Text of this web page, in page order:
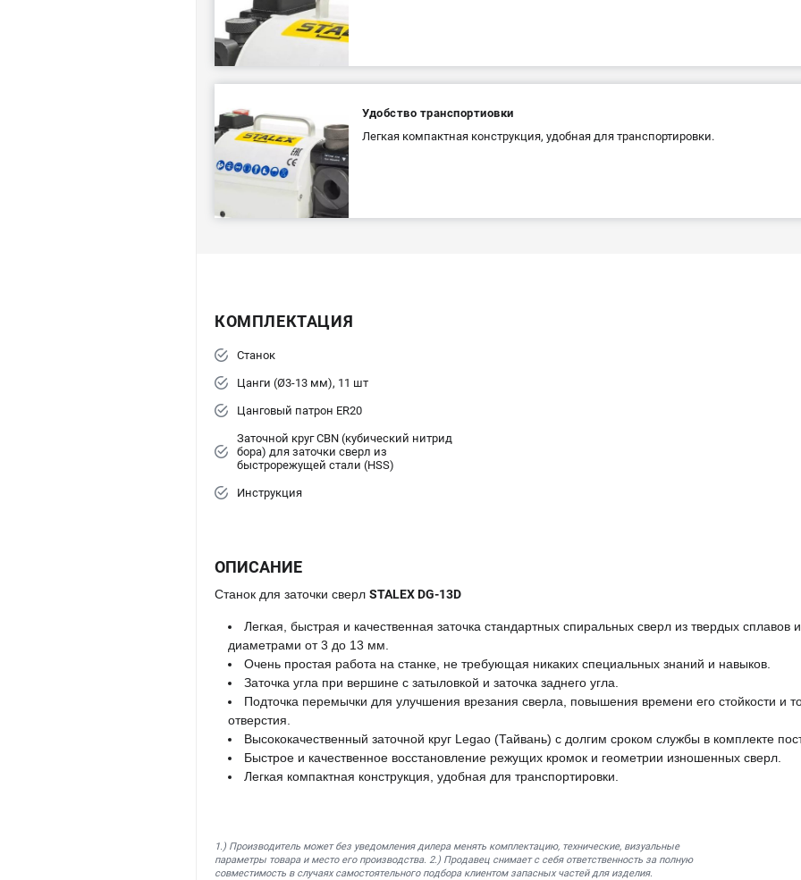
Удобство транспортиовки
Легкая компактная конструкция, удобная для транспортировки.
КОМПЛЕКТАЦИЯ
Станок
Цанги (Ø3-13 мм), 11 шт
Цанговый патрон ER20
Заточной круг CBN (кубический нитрид
бора) для заточки сверл из
быстрорежущей стали (HSS)
Инструкция
ОПИСАНИЕ
Станок для заточки сверл STALEX DG-13D
Легкая, быстрая и качественная заточка стандартных спиральных сверл из твердых
диаметрами от 3 до 13 мм.
Очень простая работа на станке, не требующая никаких специальных знаний и навыков.
Заточка угла при вершине c затыловкой и заточка заднего угла.
Подточка перемычки для улучшения врезания сверла, повышения времени его стойкости и
отверстия.
Высококачественный заточной круг Legao (Тайвань) с долгим сроком службы в комплекте
Быстрое и качественное восстановление режущих кромок и геометрии изношенных сверл.
Легкая компактная конструкция, удобная для транспортировки.
1.) Производитель может без уведомления дилера менять комплектацию, технические, визуальные
параметры товара и место его производства. 2.) Продавец снимает с себя ответственность за полную
совместимость в случаях самостоятельного подбора клиентом запасных частей для изделия.